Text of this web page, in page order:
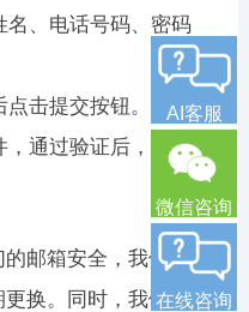
名、电话号码、密码
击提交按钮。
通过验证后，我们的
邮箱安全，我们需要
换。同时，我们也需
AI客服
微信咨询
在线咨询